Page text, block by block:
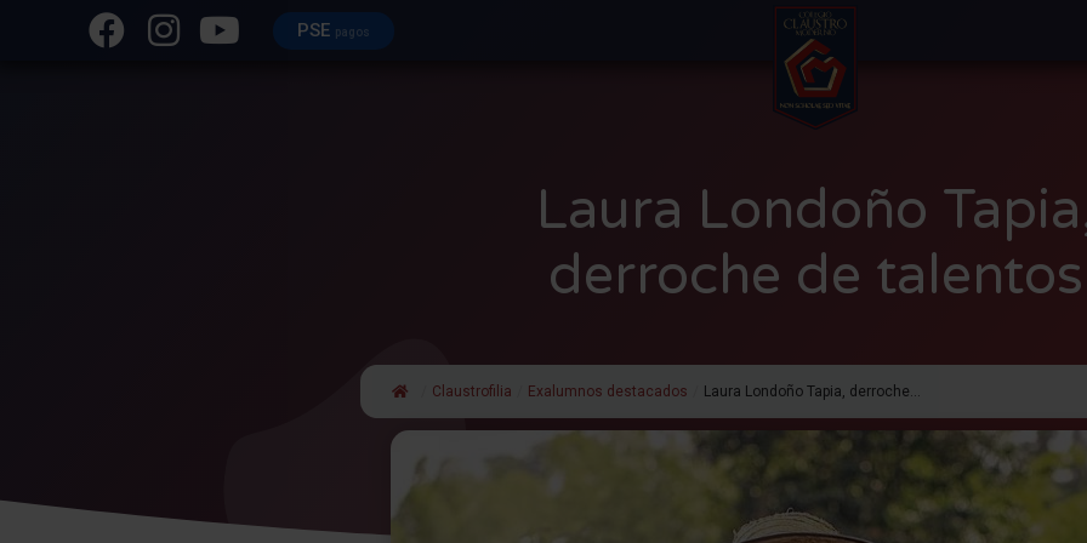
PSE pagos
Laura Londoño
derroche de talentos
Claustrofilia Exalumnos destacados Laura Londoño Tapia, derroche...